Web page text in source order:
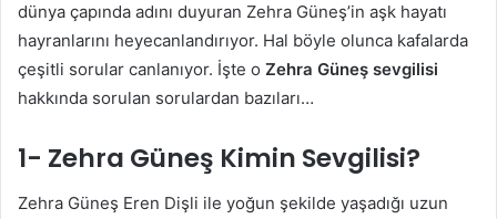
dünya çapında adını duyuran Zehra Güneş’in aşk hayatı
hayranlarını heyecanlandırıyor. Hal böyle olunca kafalarda
çeşitli sorular canlanıyor. İşte o Zehra Güneş sevgilisi
hakkında sorulan sorulardan bazıları…
1- Zehra Güneş Kimin Sevgilisi?
Zehra Güneş Eren Dişli ile yoğun şekilde yaşadığı uzun